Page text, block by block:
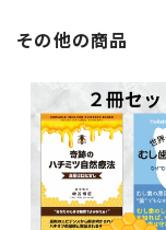
その他の商品